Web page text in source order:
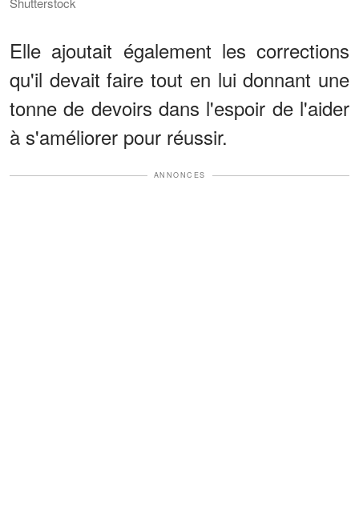
Elle ajoutait également les corrections
qu'il devait faire tout en lui donnant une
tonne de devoirs dans l'espoir de l'aider
à s'améliorer pour réussir.
ANNONCES